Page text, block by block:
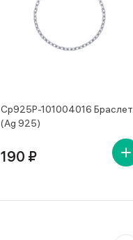
Ср925Р-101004016 Браслет
(Ag 925)
190 ₽